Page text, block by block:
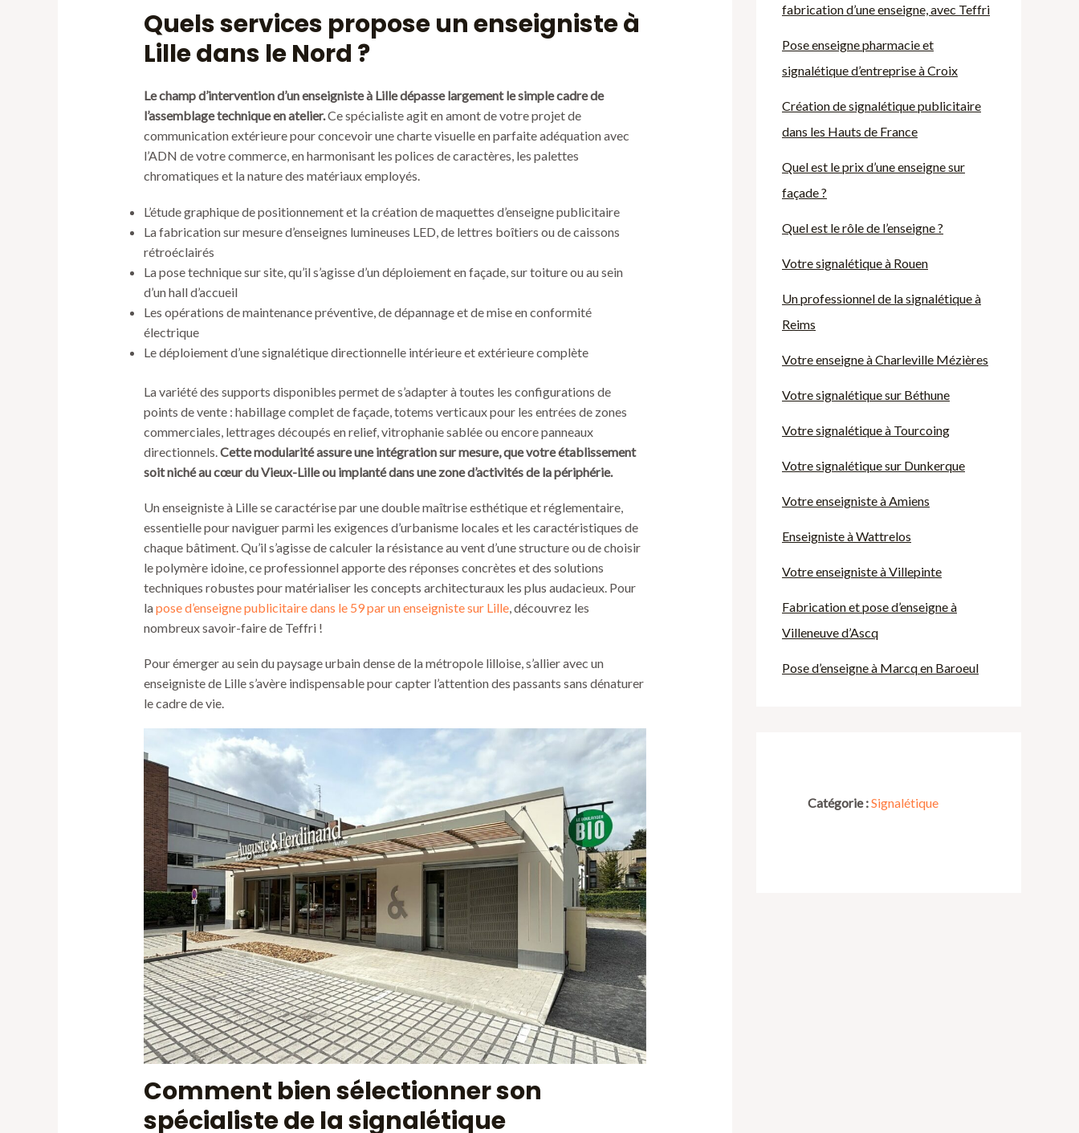
Quels services propose un enseigniste à
Lille dans le Nord ?
Le champ d’intervention d’un enseigniste à Lille dépasse largement le simple cadre de
l’assemblage technique en atelier.Ce spécialiste agit en amont de votre projet de
communication extérieure pour concevoir une charte visuelle en parfaite adéquation avec
l’ADN de votre commerce, en harmonisant les polices de caractères, les palettes
chromatiques et la nature des matériaux employés.
L’étude graphique de positionnement et la création de maquettes d’enseigne publicitaire
La fabrication sur mesure d’enseignes lumineuses LED, de lettres boîtiers ou de caissons
rétroéclairés
La pose technique sur site, qu’il s’agisse d’un déploiement en façade, sur toiture ou au sein
d’un hall d’accueil
Les opérations de maintenance préventive, de dépannage et de mise en conformité
électrique
Le déploiement d’une signalétique directionnelle intérieure et extérieure complète
La variété des supports disponibles permet de s’adapter à toutes les configurations de
points de vente : habillage complet de façade, totems verticaux pour les entrées de zones
commerciales, lettrages découpés en relief, vitrophanie sablée ou encore panneaux
directionnels. Cette modularité assure une intégration sur mesure, que votre établissement
soit niché au cœur du Vieux-Lille ou implanté dans une zone d’activités de la périphérie.
Un enseigniste à Lille se caractérise par une double maîtrise esthétique et réglementaire,
essentielle pour naviguer parmi les exigences d’urbanisme locales et les caractéristiques de
chaque bâtiment. Qu’il s’agisse de calculer la résistance au vent d’une structure ou de choisir
le polymère idoine, ce professionnel apporte des réponses concrètes et des solutions
techniques robustes pour matérialiser les concepts architecturaux les plus audacieux. Pour
lapose d’enseigne publicitaire dans le 59 par un enseigniste sur Lille, découvrez les
nombreux savoir-faire de Teffri !
Pour émerger au sein du paysage urbain dense de la métropole lilloise, s’allier avec un
enseigniste de Lille s’avère indispensable pour capter l’attention des passants sans dénaturer
le cadre de vie.
Comment bien sélectionner son
spécialiste de la signalétique
fabrication d’une enseigne, avec Teffri
Pose enseigne pharmacie et
signalétique d’entreprise à Croix
Création de signalétique publicitaire
dans les Hauts de France
Quel est le prix d’une enseigne sur
façade ?
Quel est le rôle de l’enseigne ?
Votre signalétique à Rouen
Un professionnel de la signalétique à
Reims
Votre enseigne à Charleville Mézières
Votre signalétique sur Béthune
Votre signalétique à Tourcoing
Votre signalétique sur Dunkerque
Votre enseigniste à Amiens
Enseigniste à Wattrelos
Votre enseigniste à Villepinte
Fabrication et pose d’enseigne à
Villeneuve d’Ascq
Pose d’enseigne à Marcq en Baroeul
Catégorie :Signalétique